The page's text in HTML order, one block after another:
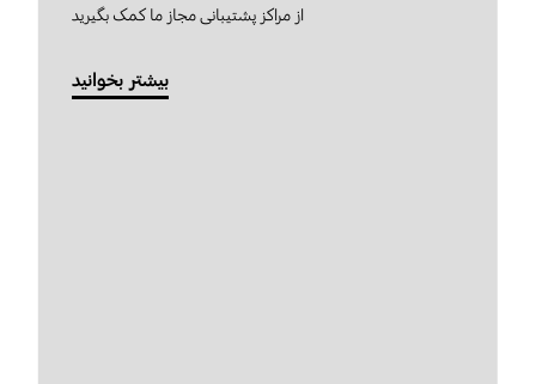
از مراکز پشتیبانی مجاز ما کمک بگیرید
بیشتر بخوانید